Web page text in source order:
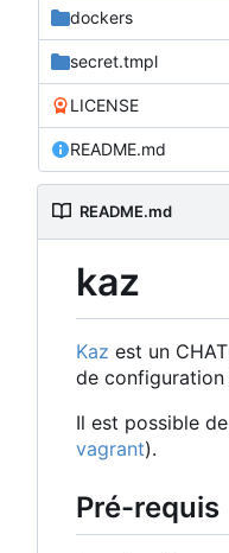
dockers
secret.tmpl
LICENSE
README.md
README.md
kaz
Kaz est un
de configuration
Il est possible
vagrant).
Pré-requis